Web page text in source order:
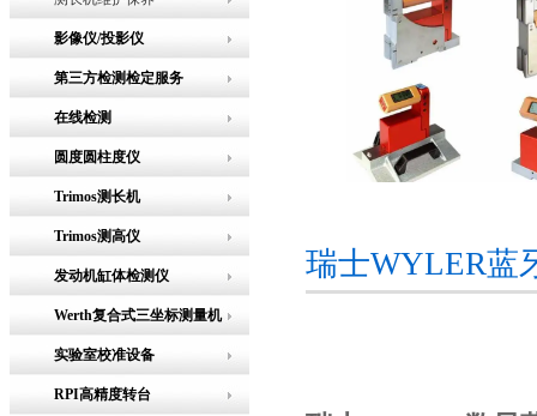
影像仪/投影仪
第三方检测检定服务
在线检测
圆度圆柱度仪
Trimos测长机
Trimos测高仪
发动机缸体检测仪
Werth复合式三坐标测量机
实验室校准设备
RPI高精度转台
瑞士WYLER蓝